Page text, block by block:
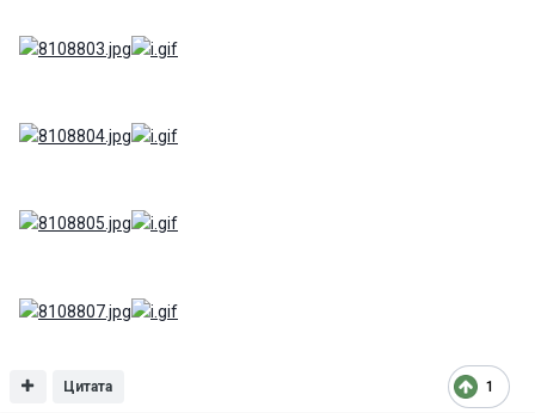
1
Цитата